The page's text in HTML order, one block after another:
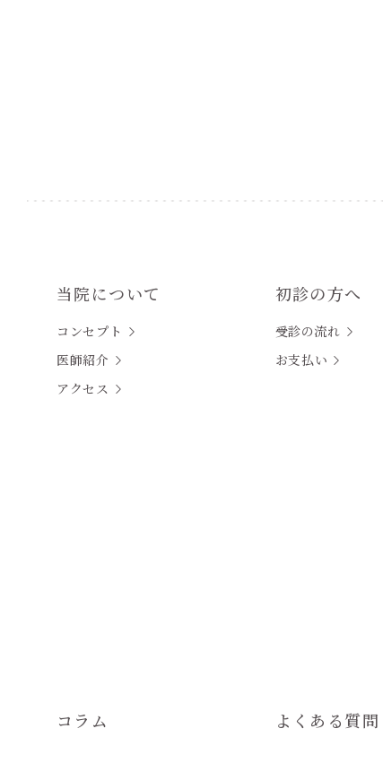
当院について
コンセプト
医師紹介
アクセス
初診の方へ
受診の流れ
お支払い
コラム よくある質問